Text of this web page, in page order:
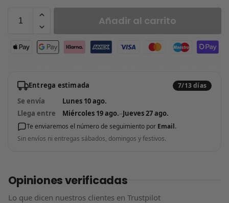
Añadir al carrito
Entrega estimada 7/13 días
Se envía
Lunes 10 ago.
Llega entre
Miércoles 19 ago.–Jueves 27 ago.
Te enviaremos el número de seguimiento por Email.
Sin envíos ni entregas sábados, domingos y festivos.
Opiniones verificadas
Lo que dicen nuestros clientes en Trustpilot